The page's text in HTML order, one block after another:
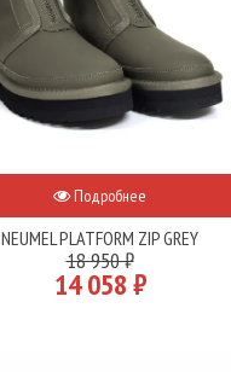
Подробнее
NEUMEL PLATFORM ZIP GREY
18 950 ₽
14 058 ₽